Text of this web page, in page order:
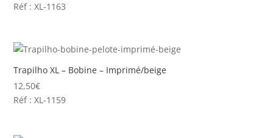
Réf : XL-1163
Trapilho XL – Bobine – Imprimé/beige
12,50€
Réf : XL-1159